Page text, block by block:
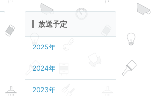
放送予定
2025年
2024年
2023年